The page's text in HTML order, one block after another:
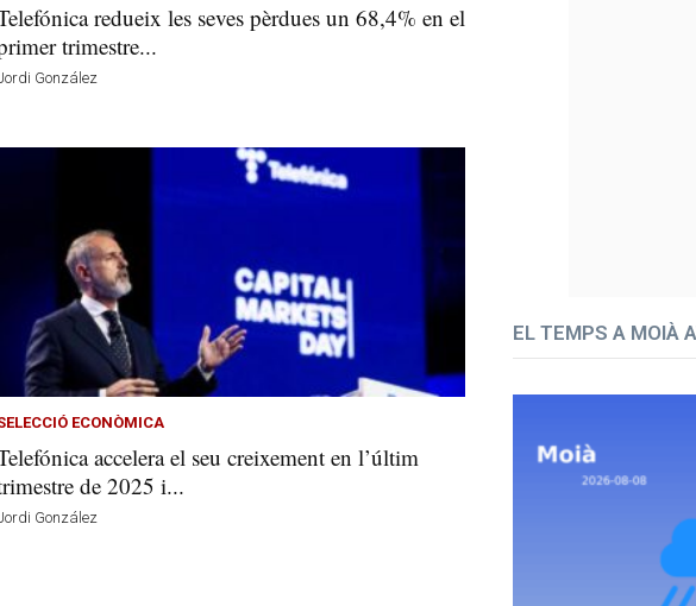
redueix les seves pèrdues un 68,4% en el
trimestre...
González
ECONÒMICA
accelera el seu creixement en l’últim
de 2025 i...
González
EL TEMPS A MOIÀ